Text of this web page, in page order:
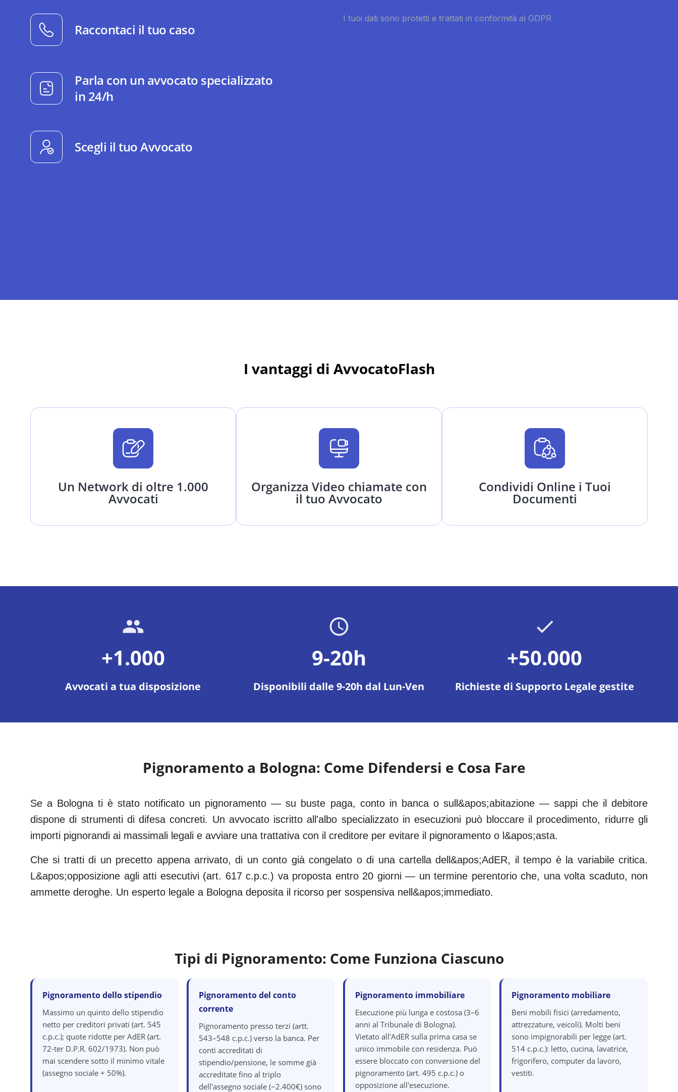
Raccontaci il tuo caso
Parla con un avvocato specializzato
in 24/h
Scegli il tuo Avvocato
I vantaggi di AvvocatoFlash
Un Network di oltre 1.000
Avvocati
Organizza Video chiamate con
il tuo Avvocato
Condividi Online i Tuoi
Documenti
+1.000
Avvocati a tua disposizione
9-20h
Disponibili dalle 9-20h dal Lun-Ven
+50.000
Richieste di Supporto Legale gestite
Pignoramento a Bologna: Come Difendersi e Cosa Fare
Se a Bologna ti è stato notificato un pignoramento — su buste paga, conto in banca o sull&apos;abitazione — sappi che il debitore
dispone di strumenti di difesa concreti. Un avvocato iscritto all'albo specializzato in esecuzioni può bloccare il procedimento, ridurre gli
importi pignorandi ai massimali legali e avviare una trattativa con il creditore per evitare il pignoramento o l&apos;asta.
Che si tratti di un precetto appena arrivato, di un conto già congelato o di una cartella dell&apos;AdER, il tempo è la variabile critica.
L&apos;opposizione agli atti esecutivi (art. 617 c.p.c.) va proposta entro 20 giorni — un termine perentorio che, una volta scaduto, non
ammette deroghe. Un esperto legale a Bologna deposita il ricorso per sospensiva nell&apos;immediato.
Tipi di Pignoramento: Come Funziona Ciascuno
Pignoramento dello stipendio
Massimo un quinto dello stipendio
netto per creditori privati (art. 545
c.p.c.); quote ridotte per AdER (art.
72-ter D.P.R. 602/1973). Non può
mai scendere sotto il minimo vitale
(assegno sociale + 50%).
Pignoramento del conto
corrente
Pignoramento presso terzi (artt.
543–548 c.p.c.) verso la banca. Per
conti accreditati di
stipendio/pensione, le somme già
accreditate fino al triplo
dell'assegno sociale (~2.400€) sono
Pignoramento immobiliare
Esecuzione più lunga e costosa (3–6
anni al Tribunale di Bologna).
Vietato all'AdER sulla prima casa se
unico immobile con residenza. Può
essere bloccato con conversione del
pignoramento (art. 495 c.p.c.) o
opposizione all'esecuzione.
Pignoramento mobiliare
Beni mobili fisici (arredamento,
attrezzature, veicoli). Molti beni
sono impignorabili per legge (art.
514 c.p.c.): letto, cucina, lavatrice,
frigorifero, computer da lavoro,
vestiti.